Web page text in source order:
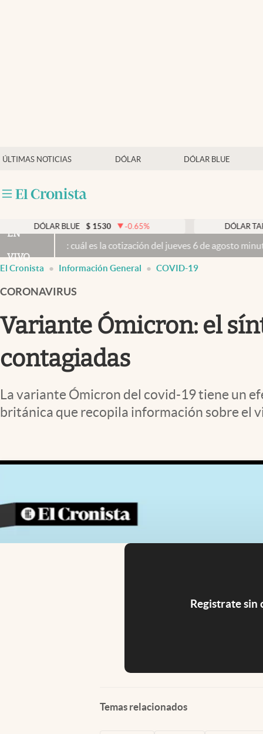
ÚLTIMAS NOTICIAS DÓLAR DÓLAR BLUE
Mercados Online
Otras secciones
Infotechnology
Clase
Clima
Mundial 2026
Eventos Corporativos
DÓLAR BLUE $ 1530 -0.65 % DÓLAR TARJETA $
EN
VIVO
cuál es la cotización del jueves 6 de agosto minuto a minuto
El Cronista Información General COVID-19
CORONAVIRUS
Variante Ómicron: el
contagiadas
La variante Ómicron del covid-19 tiene un
británica que recopila información sobre el
Registrate sin
Temas relacionados